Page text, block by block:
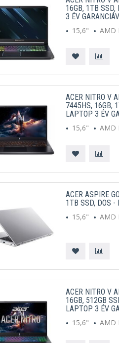
16GB, 1TB SSD,
3 ÉV
15,6"
AMD
ACER NITRO V
7445HS, 16GB,
LAPTOP 3 ÉV
15,6"
AMD
ACER ASPIRE
1TB SSD, DOS -
15,6"
AMD
ACER NITRO V
16GB, 512GB
LAPTOP 3 ÉV
15,6"
AMD